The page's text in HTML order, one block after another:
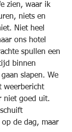
zien, waar ik
niets en
Niet heel
ons hotel
spullen een
binnen
slapen. We
weerbericht
niet goed uit.
de dag, maar